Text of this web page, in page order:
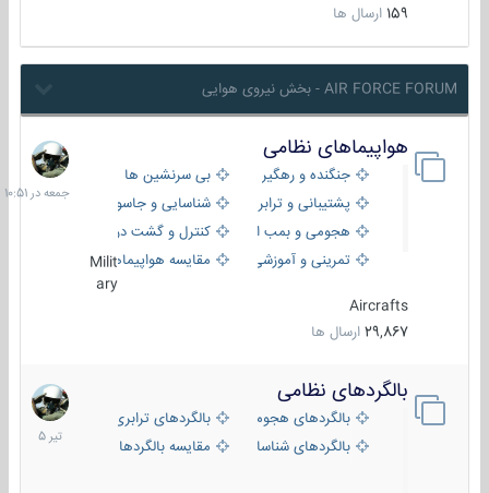
159 ارسال ها
AIR FORCE FORUM - بخش نیروی هوایی
هواپیماهای نظامی
جنگنده و رهگیر
بی سرنشین ها
پشتیبانی و ترابری
شناسایی و جاسوسی
هجومی و بمب افکن
کنترل و گشت دریایی
تمرینی و آموزشی
مقایسه هواپیماهاMilit
ary
Aircrafts
29,867 ارسال ها
جمعه
در
10:51
بالگردهای نظامی
بالگردهای هجومی
بالگردهای ترابری
بالگردهای شناسایی
مقایسه بالگردها
22
تیر
1405